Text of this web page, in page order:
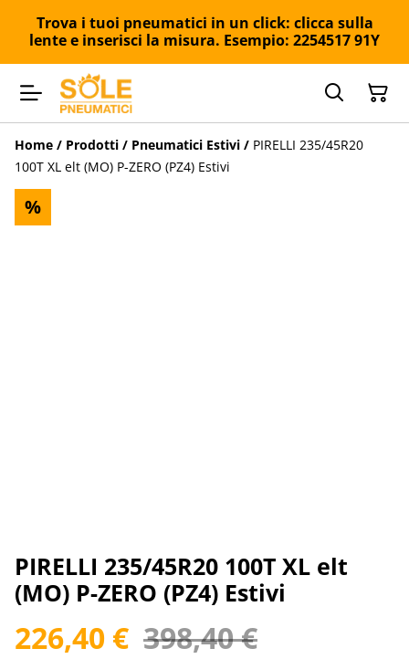
Trova i tuoi pneumatici in un click: clicca sulla
lente e inserisci la misura. Esempio: 2254517 91Y
Home / Prodotti / Pneumatici Estivi / PIRELLI 235/45R20
100T XL elt (MO) P-ZERO (PZ4) Estivi
%
PIRELLI 235/45R20 100T XL elt
(MO) P-ZERO (PZ4) Estivi
226,40 € 398,40 €